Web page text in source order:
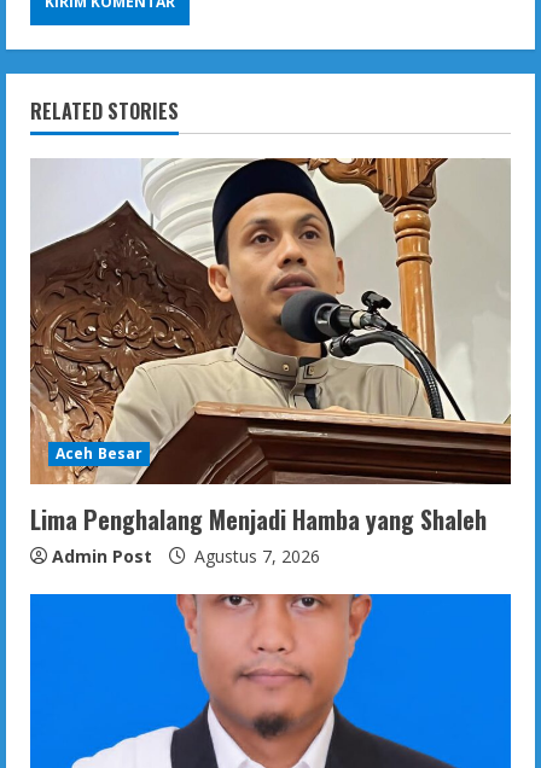
RELATED STORIES
Aceh Besar
Lima Penghalang Menjadi Hamba yang Shaleh
Admin Post Agustus 7, 2026